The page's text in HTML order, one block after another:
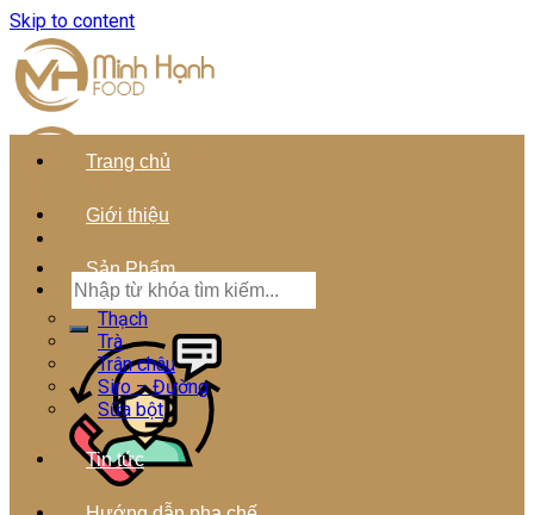
Skip to content
Trang chủ
Giới thiệu
Sản Phẩm
Thạch
Trà
Trân châu
Siro – Đường
Sữa bột
Tin tức